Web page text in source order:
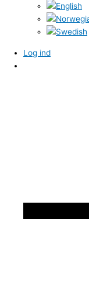
Log ind